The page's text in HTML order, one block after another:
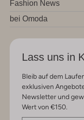
Fashion News
bei Omoda
Lass uns in
Bleib auf dem
exklusiven
Newsletter und
Wert von €150.